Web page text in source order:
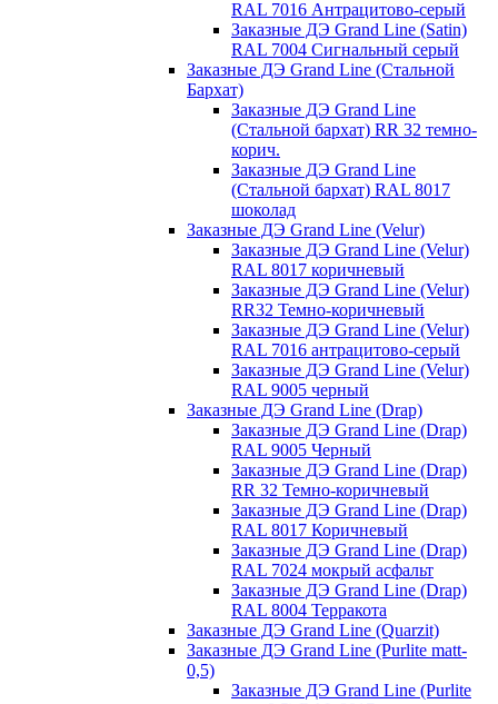
RAL 7016 Антрацитово-серый
Заказные ДЭ Grand Line (Satin)
RAL 7004 Сигнальный серый
Заказные ДЭ Grand Line (Стальной
Бархат)
Заказные ДЭ Grand Line
(Стальной бархат) RR 32 темно-
корич.
Заказные ДЭ Grand Line
(Стальной бархат) RAL 8017
шоколад
Заказные ДЭ Grand Line (Velur)
Заказные ДЭ Grand Line (Velur)
RAL 8017 коричневый
Заказные ДЭ Grand Line (Velur)
RR32 Темно-коричневый
Заказные ДЭ Grand Line (Velur)
RAL 7016 антрацитово-серый
Заказные ДЭ Grand Line (Velur)
RAL 9005 черный
Заказные ДЭ Grand Line (Drap)
Заказные ДЭ Grand Line (Drap)
RAL 9005 Черный
Заказные ДЭ Grand Line (Drap)
RR 32 Темно-коричневый
Заказные ДЭ Grand Line (Drap)
RAL 8017 Коричневый
Заказные ДЭ Grand Line (Drap)
RAL 7024 мокрый асфальт
Заказные ДЭ Grand Line (Drap)
RAL 8004 Терракота
Заказные ДЭ Grand Line (Quarzit)
Заказные ДЭ Grand Line (Purlite matt-
0,5)
Заказные ДЭ Grand Line (Purlite